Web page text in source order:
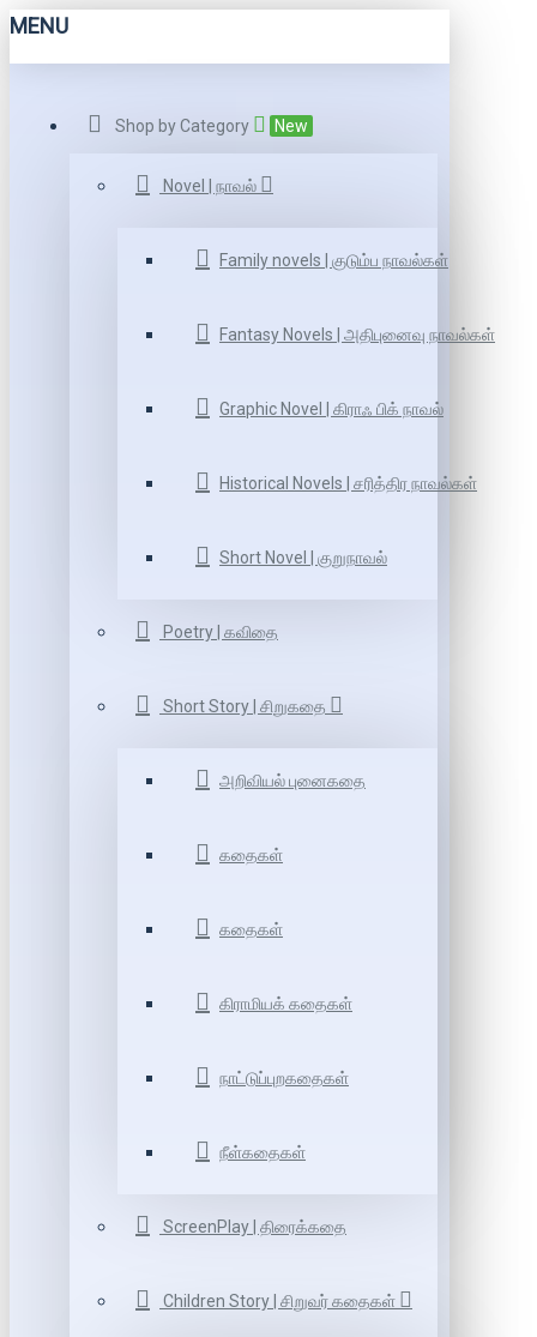
MENU
Shop by Category New
Novel | நாவல்
Family novels | குடும்ப நாவல்கள்
Fantasy Novels | அதிபுனைவு நாவல்கள்
Graphic Novel | கிராஃ பிக் நாவல்
Historical Novels | சரித்திர நாவல்கள்
Short Novel | குறுநாவல்
Poetry | கவிதை
Short Story | சிறுகதை
அறிவியல் புனைகதை
கதைகள்
கதைகள்
கிராமியக் கதைகள்
நாட்டுப்புறகதைகள்
நீள்கதைகள்
ScreenPlay | திரைக்கதை
Children Story | சிறுவர் கதைகள்